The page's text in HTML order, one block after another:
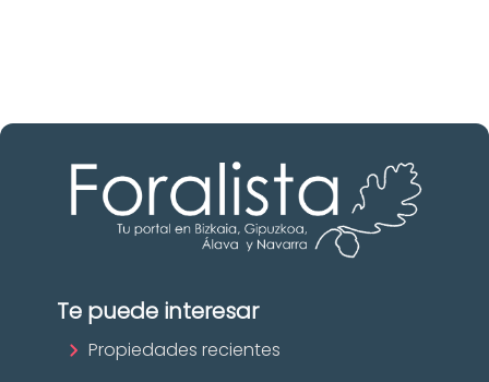
Te puede interesar
Propiedades recientes